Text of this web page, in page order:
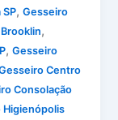
SP,Gesseiro
,
,Gesseiro
Centro
Consolação
Higienópolis